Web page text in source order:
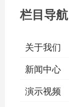
栏目导航
关于我们
新闻中心
演示视频